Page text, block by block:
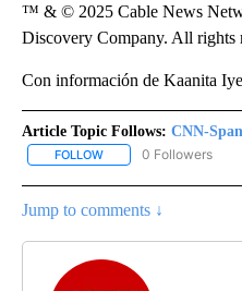
™ & © 2025 Cable News
Discovery Company. All rights
Con información de Kaanita
Article Topic Follows: CNN-
FOLLOW FOLLOW "CNN-
0 Followers
Jump to comments ↓